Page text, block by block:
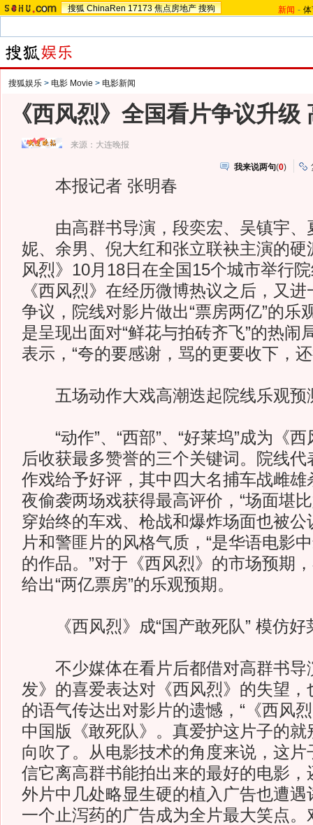
搜狐 ChinaRen 17173 焦点房地产 搜狗 新闻 -
搜狐娱乐 > 电影 Movie > 电影新闻
《西风烈》全国看片争议升级
来源： 大连晚报
我来说两句(0)
本报记者 张明春
由高群书导演，段奕宏、吴镇宇、
妮、余男、倪大红和张立联袂主演的硬
风烈》10月18日在全国15个城市举行
《西风烈》在经历微博热议之后，又
争议，院线对影片做出“票房两亿”的乐
是呈现出面对“鲜花与拍砖齐飞”的热闹
表示，“夸的要感谢，骂的更要收下，
五场动作大戏高潮迭起院线乐观预
“动作”、“西部”、“好莱坞”成为《西
后收获最多赞誉的三个关键词。院线
作戏给予好评，其中四大名捕车战雌雄
夜偷袭两场戏获得最高评价，“场面堪
穿始终的车戏、枪战和爆炸场面也被
片和警匪片的风格气质，“是华语电影
的作品。”对于《西风烈》的市场预期
给出“两亿票房”的乐观预期。
《西风烈》成“国产敢死队” 模仿好
不少媒体在看片后都借对高群书导
发》的喜爱表达对《西风烈》的失望，
的语气传达出对影片的遗憾，“《西风
中国版《敢死队》。真爱护这片子的就
向吹了。从电影技术的角度来说，这片
信它离高群书能拍出来的最好的电影，
外片中几处略显生硬的植入广告也遭遇
一个止泻药的广告成为全片最大笑点。